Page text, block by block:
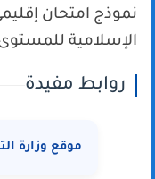
نموذج امتحان
الإسلامية
روابط مفيدة
موقع وزارة